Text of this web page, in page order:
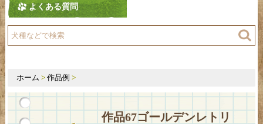
よくある質問
ホーム > 作品例 >
作品67ゴールデンレトリ